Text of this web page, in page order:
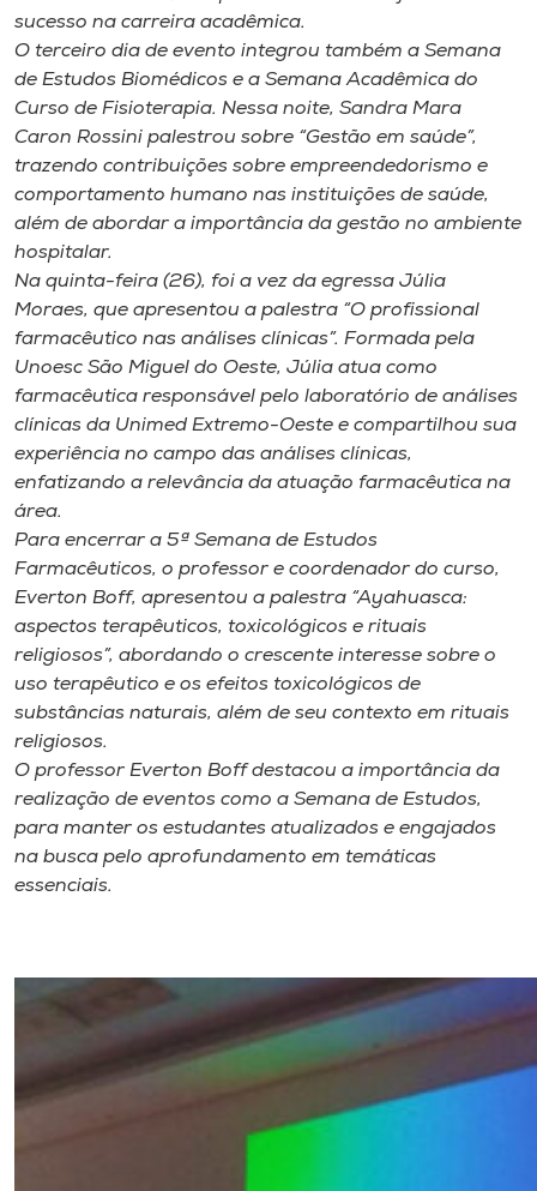
sucesso na carreira acadêmica.
O terceiro dia de evento integrou também a Semana
de Estudos Biomédicos e a Semana Acadêmica do
Curso de Fisioterapia. Nessa noite, Sandra Mara
Caron Rossini palestrou sobre “Gestão em saúde”,
trazendo contribuições sobre empreendedorismo e
comportamento humano nas instituições de saúde,
além de abordar a importância da gestão no ambiente
hospitalar.
Na quinta-feira (26), foi a vez da egressa Júlia
Moraes, que apresentou a palestra “O profissional
farmacêutico nas análises clínicas”. Formada pela
Unoesc São Miguel do Oeste, Júlia atua como
farmacêutica responsável pelo laboratório de análises
clínicas da Unimed Extremo-Oeste e compartilhou sua
experiência no campo das análises clínicas,
enfatizando a relevância da atuação farmacêutica na
área.
Para encerrar a 5ª Semana de Estudos
Farmacêuticos, o professor e coordenador do curso,
Everton Boff, apresentou a palestra “Ayahuasca:
aspectos terapêuticos, toxicológicos e rituais
religiosos”, abordando o crescente interesse sobre o
uso terapêutico e os efeitos toxicológicos de
substâncias naturais, além de seu contexto em rituais
religiosos.
O professor Everton Boff destacou a importância da
realização de eventos como a Semana de Estudos,
para manter os estudantes atualizados e engajados
na busca pelo aprofundamento em temáticas
essenciais.